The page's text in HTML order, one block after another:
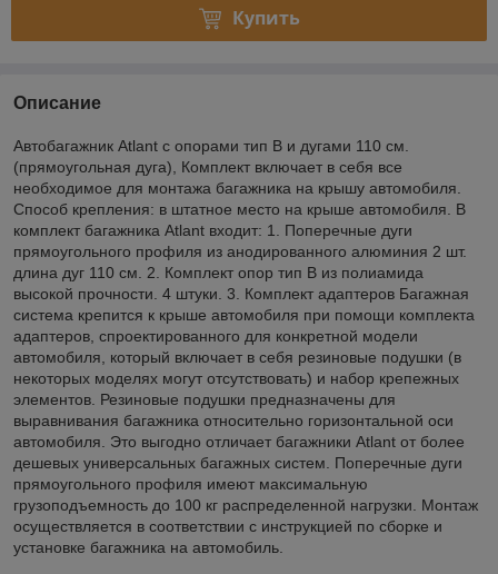
Купить
Описание
Автобагажник Atlant с опорами тип B и дугами 110 см.
(прямоугольная дуга), Комплект включает в себя все
необходимое для монтажа багажника на крышу автомобиля.
Способ крепления: в штатное место на крыше автомобиля. В
комплект багажника Atlant входит: 1. Поперечные дуги
прямоугольного профиля из анодированного алюминия 2 шт.
длина дуг 110 см. 2. Комплект опор тип B из полиамида
высокой прочности. 4 штуки. 3. Комплект адаптеров Багажная
система крепится к крыше автомобиля при помощи комплекта
адаптеров, спроектированного для конкретной модели
автомобиля, который включает в себя резиновые подушки (в
некоторых моделях могут отсутствовать) и набор крепежных
элементов. Резиновые подушки предназначены для
выравнивания багажника относительно горизонтальной оси
автомобиля. Это выгодно отличает багажники Atlant от более
дешевых универсальных багажных систем. Поперечные дуги
прямоугольного профиля имеют максимальную
грузоподъемность до 100 кг распределенной нагрузки. Монтаж
осуществляется в соответствии с инструкцией по сборке и
установке багажника на автомобиль.